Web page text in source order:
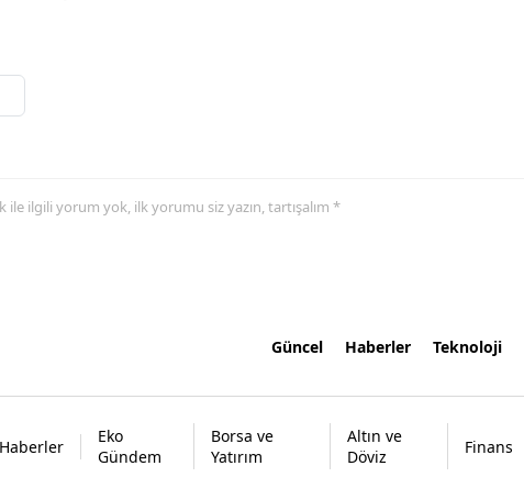
ile ilgili yorum yok, ilk yorumu siz yazın, tartışalım *
Güncel Haberler Teknoloji
Haberler
Eko
Gündem
Borsa ve
Yatırım
Altın ve
Döviz
Finans